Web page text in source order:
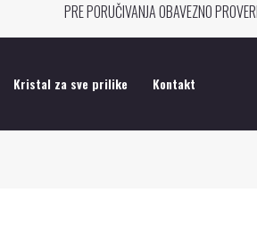
PRE PORUČIVANJA OBAVEZNO
Kristal za sve prilike Kontakt